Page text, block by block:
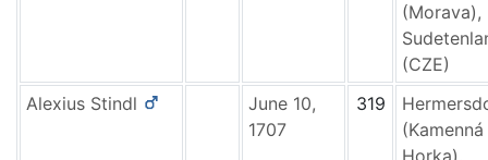
(Morava),
(CZE)
Alexius Stindl
June 10,
1707
319
(Kamenná
Horka),